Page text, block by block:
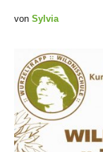
von Sylvia